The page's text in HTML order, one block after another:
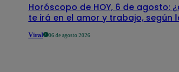
Horóscopo de HOY, 6 de agosto:
te irá en el amor y trabajo, según
Viral 06 de agosto 2026